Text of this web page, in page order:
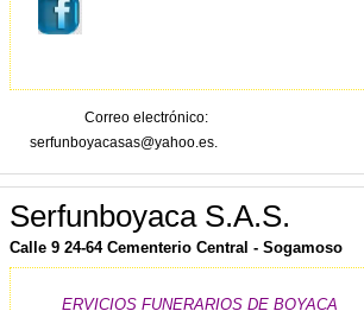
Correo electrónico
serfunboyacasas@yahoo.es.
Serfunboyaca S.A.S.
Calle 9 24-64 Cementerio Central - Sogamoso
ERVICIOS FUNERARIOS DE BOYACA